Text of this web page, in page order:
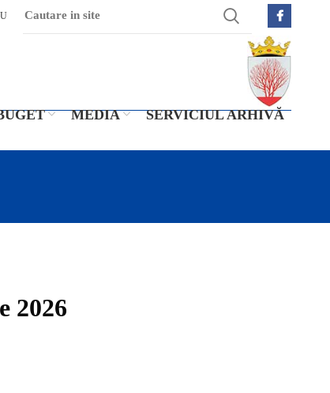
MEDIA
SERVICIUL ARHIVĂ
2026